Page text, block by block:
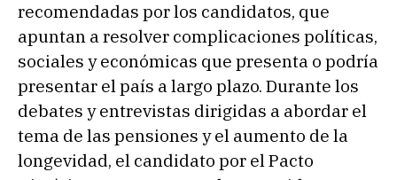
recomendadas por los candidatos, que
apuntan a resolver complicaciones políticas,
sociales y económicas que presenta o podría
presentar el país a largo plazo. Durante los
debates y entrevistas dirigidas a abordar el
tema de las pensiones y el aumento de la
longevidad, el candidato por el Pacto